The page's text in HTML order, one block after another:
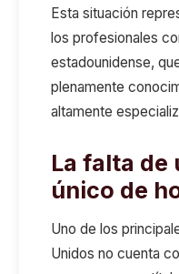
Esta situación
los profesionales
estadounidense,
plenamente
altamente
La falta de
único de
Uno de los
Unidos no cuenta